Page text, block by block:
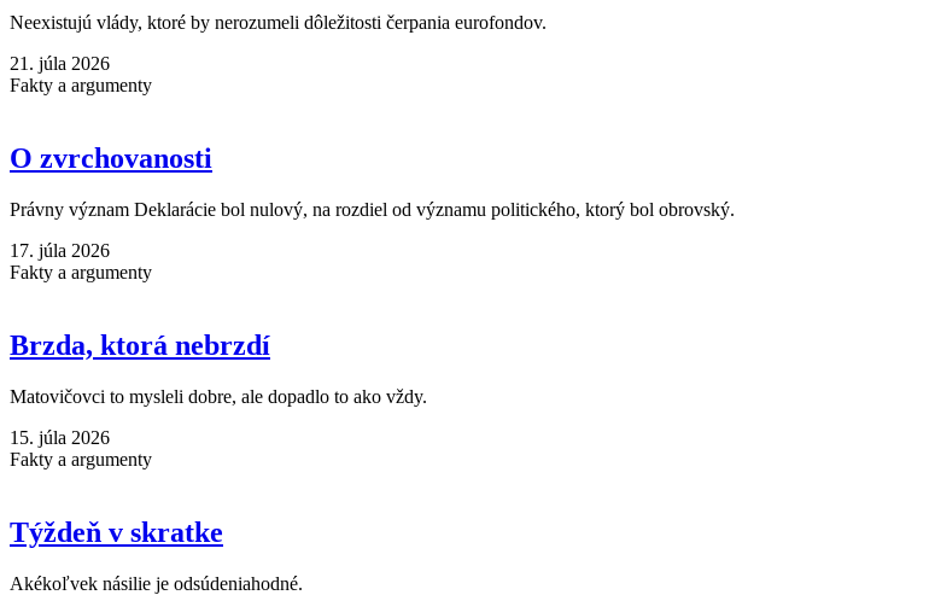
Neexistujú vlády, ktoré by nerozumeli dôležitosti čerpania eurofondov.
21. júla 2026
Fakty a argumenty
O zvrchovanosti
Právny význam Deklarácie bol nulový, na rozdiel od významu politického, ktorý bol obrovský.
17. júla 2026
Fakty a argumenty
Brzda, ktorá nebrzdí
Matovičovci to mysleli dobre, ale dopadlo to ako vždy.
15. júla 2026
Fakty a argumenty
Týždeň v skratke
Akékoľvek násilie je odsúdeniahodné.